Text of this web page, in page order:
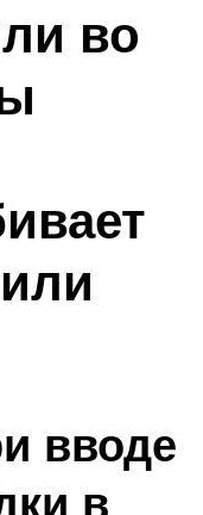
во
вводе
в